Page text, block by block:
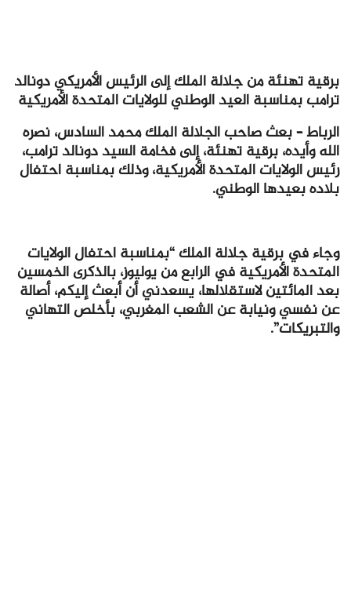
برقية تهنئة من جلالة الملك إلى الرئيس الأمريكي دونالد
ترامب بمناسبة العيد الوطني للولايات المتحدة الأمريكية
الرباط – بعث صاحب الجلالة الملك محمد السادس، نصره
الله وأيده، برقية تهنئة، إلى فخامة السيد دونالد ترامب،
رئيس الولايات المتحدة الأمريكية، وذلك بمناسبة احتفال
بلاده بعيدها الوطني.
وجاء في برقية جلالة الملك “بمناسبة احتفال الولايات
المتحدة الأمريكية في الرابع من يوليوز، بالذكرى الخمسين
بعد المائتين لاستقلالها، يسعدني أن أبعث إليكم، أصالة
عن نفسي ونيابة عن الشعب المغربي، بأخلص التهاني
والتبريكات”.